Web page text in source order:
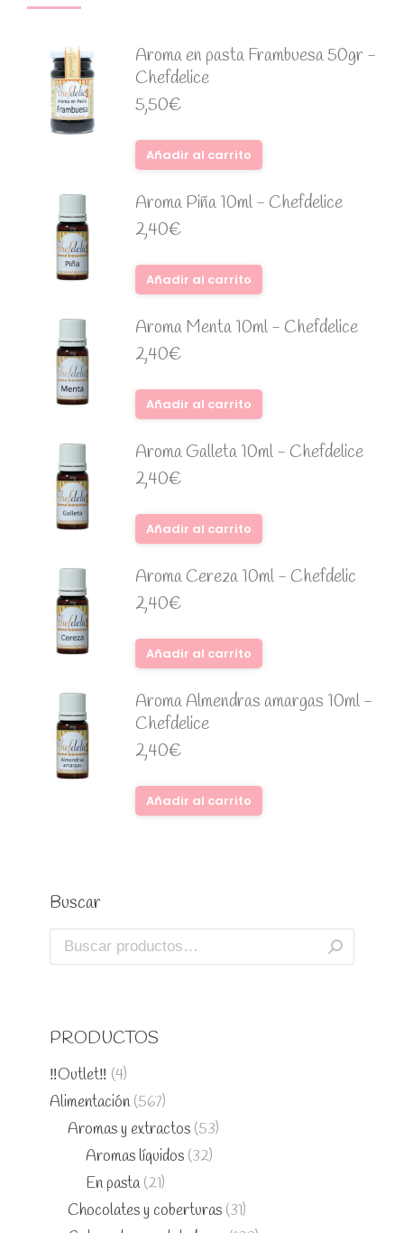
Aroma en pasta Frambuesa 50gr -
Chefdelice
5,50€
Añadir al carrito
Aroma Piña 10ml - Chefdelice
2,40€
Añadir al carrito
Aroma Menta 10ml - Chefdelice
2,40€
Añadir al carrito
Aroma Galleta 10ml - Chefdelice
2,40€
Añadir al carrito
Aroma Cereza 10ml - Chefdelic
2,40€
Añadir al carrito
Aroma Almendras amargas 10ml -
Chefdelice
2,40€
Añadir al carrito
Buscar
PRODUCTOS
‼️Outlet‼️ (4)
Alimentación (567)
Aromas y extractos (53)
Aromas líquidos (32)
En pasta (21)
Chocolates y coberturas (31)